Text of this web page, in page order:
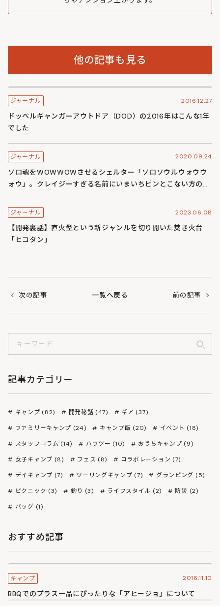
他の記事も見る
ジャーナル 2016.12.27
ドッペルギャンガーアウトドア（DOD）の2016年はこんな1年
でした
ジャーナル 2020.09.24
ソロ魂をWOWWOWさせるシェルター「ソロソウルウォウウ
ォウ」。クレイジーすぎる名前にいまいちピンとこない方のた
めのWOWWOW入門書
ジャーナル 2023.06.08
【開発裏話】直火型という新ジャンルを切り開いた焚き火台
「ヒコタン」
次の記事 一覧へ戻る 前の記事
記事カテゴリー
キャンプ (82) 開発秘話 (47)
ギア (37)
ファミリーキャンプ (24)
キャンプ飯 (20)
イベント (18)
スタッフコラム (14)
ハウツー (10)
おうちキャンプ (9)
女子キャンプ (8)
フェス (8)
コラボレーション (7)
デイキャンプ (7)
ツーリングキャンプ (7)
グランピング (5)
ピクニック (3)
釣り (3) ライフスタイル (2)
防災 (2)
バッグ (1)
おすすめ記事
キャンプ 2016.11.10
BBQでのプラス一品にぴったりな「アヒージョ」について